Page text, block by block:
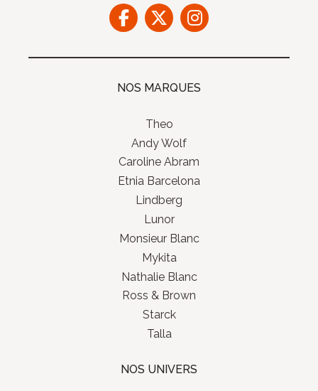
NOS MARQUES
Theo
Andy Wolf
Caroline Abram
Etnia Barcelona
Lindberg
Lunor
Monsieur Blanc
Mykita
Nathalie Blanc
Ross & Brown
Starck
Talla
NOS UNIVERS